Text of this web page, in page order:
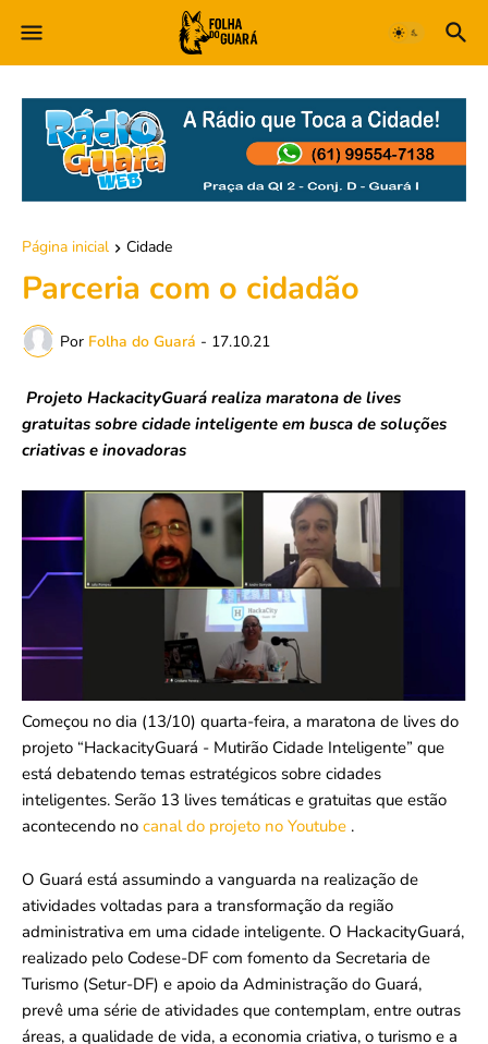
Página inicial Cidade
Parceria com o cidadão
Por Folha do Guará - 17.10.21
Projeto HackacityGuará realiza maratona de lives
gratuitas sobre cidade inteligente em busca de soluções
criativas e inovadoras
Começou no dia (13/10) quarta-feira, a maratona de lives do
projeto “HackacityGuará - Mutirão Cidade Inteligente” que
está debatendo temas estratégicos sobre cidades
inteligentes. Serão 13 lives temáticas e gratuitas que estão
acontecendo no canal do projeto no Youtube .
O Guará está assumindo a vanguarda na realização de
atividades voltadas para a transformação da região
administrativa em uma cidade inteligente. O HackacityGuará,
realizado pelo Codese-DF com fomento da Secretaria de
Turismo (Setur-DF) e apoio da Administração do Guará,
prevê uma série de atividades que contemplam, entre outras
áreas, a qualidade de vida, a economia criativa, o turismo e a